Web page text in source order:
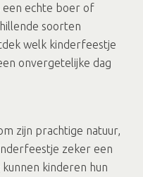
echte boer of
soorten
welk kinderfeestje
onvergetelijke dag
zijn prachtige natuur,
zeker een
kunnen kinderen hun